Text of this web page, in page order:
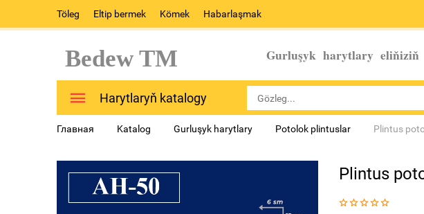
Töleg Eltip bermek Kömek Habarlaşmak
Bedew TM Gurluşyk harytlary eliňiziň
Harytlaryň katalogy
Главная Katalog Gurluşyk harytlary Potolok plintuslar Plintus
Plintus